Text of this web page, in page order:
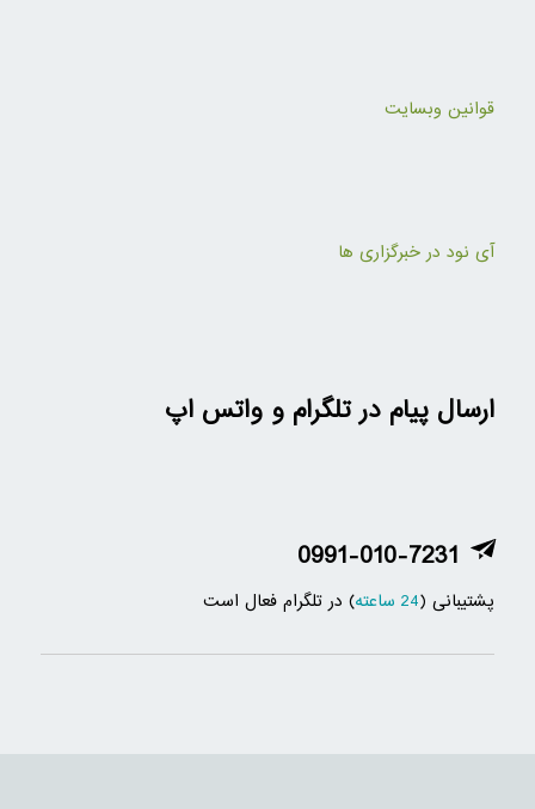
قوانین وبسایت
آی نود در خبرگزاری ها
ارسال پیام در تلگرام و واتس اپ
0991-010-7231
پشتیبانی (24 ساعته ) در تلگرام فعال است